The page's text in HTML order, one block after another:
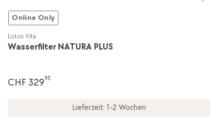
Online Only
Wasserfilter NATURA PLUS
Lotus Vita
CHF 32995
Lieferzeit: 1-2 Wochen